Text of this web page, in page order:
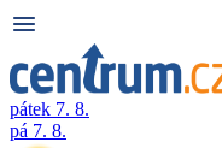
pátek 7. 8.
pá 7. 8.